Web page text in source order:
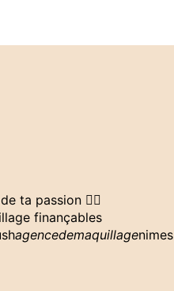
ta passion ❤️‍🔥
finançables
agencedemaquillagenimes